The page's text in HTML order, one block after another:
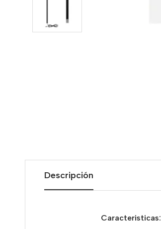
Descripción
Caracteristicas: